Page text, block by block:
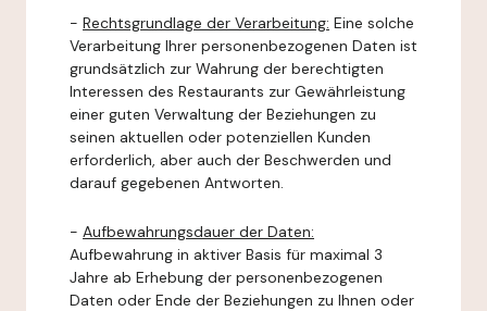
- Rechtsgrundlage der Verarbeitung: Eine solche
Verarbeitung Ihrer personenbezogenen Daten ist
grundsätzlich zur Wahrung der berechtigten
Interessen des Restaurants zur Gewährleistung
einer guten Verwaltung der Beziehungen zu
seinen aktuellen oder potenziellen Kunden
erforderlich, aber auch der Beschwerden und
darauf gegebenen Antworten.
- Aufbewahrungsdauer der Daten:
Aufbewahrung in aktiver Basis für maximal 3
Jahre ab Erhebung der personenbezogenen
Daten oder Ende der Beziehungen zu Ihnen oder